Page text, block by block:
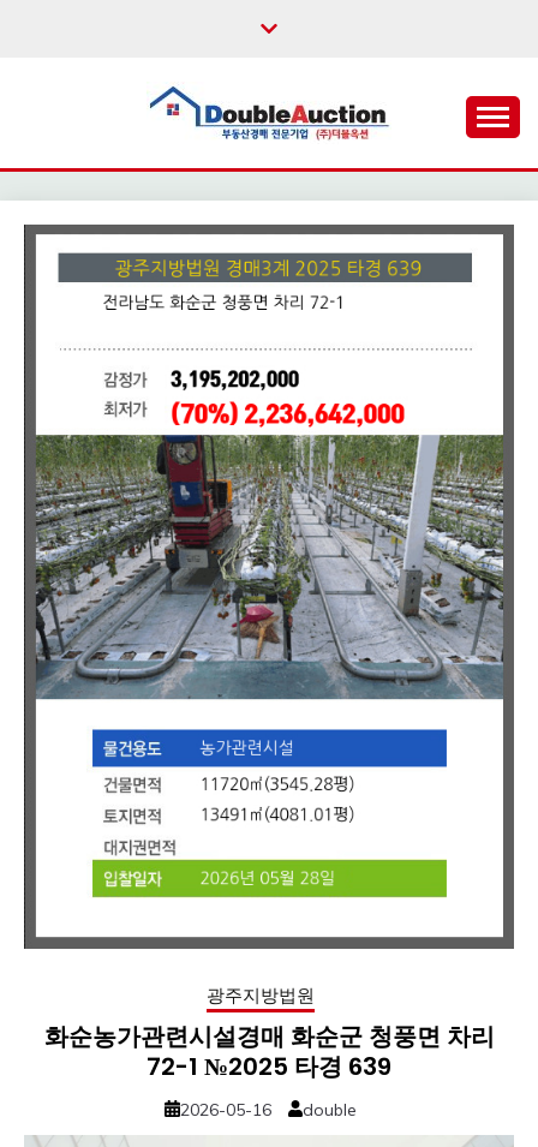
더블옥션 – 대한민국 1
위 부동산 경매 정보 제
공 사이트
이터분석,경매강좌
광주지방법원
화순농가관련시설경매 화순군 청풍면 차리
72-1 №2025 타경 639
2026-05-16 double